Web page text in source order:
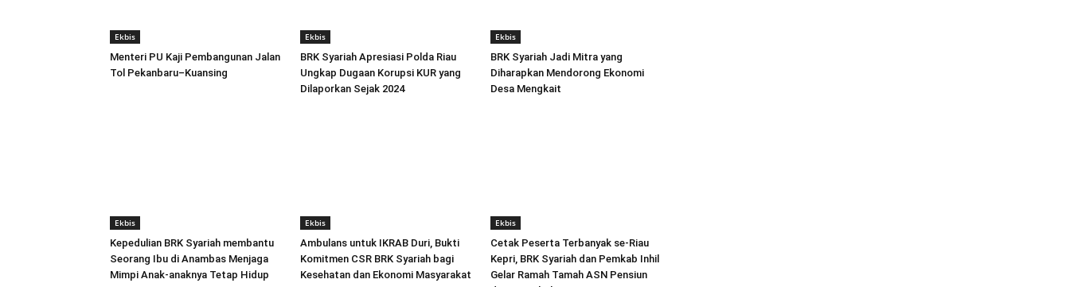
Ekbis
Menteri PU Kaji Pembangunan Jalan
Tol Pekanbaru–Kuansing
Ekbis
BRK Syariah Apresiasi Polda Riau
Ungkap Dugaan Korupsi KUR yang
Dilaporkan Sejak 2024
Ekbis
BRK Syariah Jadi Mitra yang
Diharapkan Mendorong Ekonomi
Desa Mengkait
Ekbis
Kepedulian BRK Syariah membantu
Seorang Ibu di Anambas Menjaga
Mimpi Anak-anaknya Tetap Hidup
Ekbis
Ambulans untuk IKRAB Duri, Bukti
Komitmen CSR BRK Syariah bagi
Kesehatan dan Ekonomi Masyarakat
Ekbis
Cetak Peserta Terbanyak se-Riau
Kepri, BRK Syariah dan Pemkab Inhil
Gelar Ramah Tamah ASN Pensiun